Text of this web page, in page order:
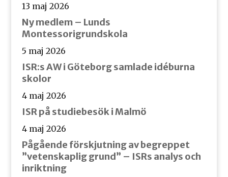
13 maj 2026
Ny medlem – Lunds
Montessorigrundskola
5 maj 2026
ISR:s AW i Göteborg samlade idéburna
skolor
4 maj 2026
ISR på studiebesök i Malmö
4 maj 2026
Pågående förskjutning av begreppet
”vetenskaplig grund” – ISRs analys och
inriktning